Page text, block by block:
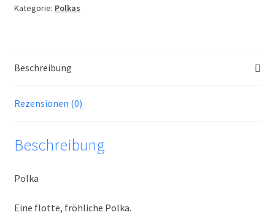
Kategorie: Polkas
Beschreibung
Rezensionen (0)
Beschreibung
Polka
Eine flotte, fröhliche Polka.